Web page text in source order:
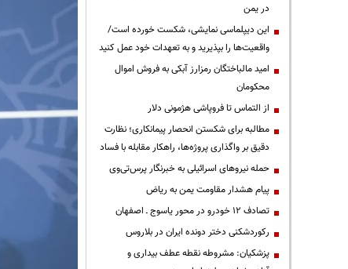
در یمن
این دیپلماسی نمایشی، شکست خورده است/
واقعیت‌ها را بپذیرید و به تعهدات خود عمل کنید
امید مالباختگان رمزارز آبکی به فروش اموال
محکومان
از التماس تا فروپاشی هژمونی دلار
مطالبه برای شکستن انحصار پیمانکاری؛ نظارت
دقیق بر واگذاری پروژه‌ها، راهکار مقابله با فساد
حمله نیروهای اسرائیلی به خبرنگار پرس‌تی‌وی
پیام هشدار مقاومت یمن به ریاض
تصادف ۱۲ خودرو در محور یاسوج ـ اصفهان
رکوردشکنی دختر دونده ایران در بلاروس
پزشکیان: مشروطه نقطه عطف بیداری و